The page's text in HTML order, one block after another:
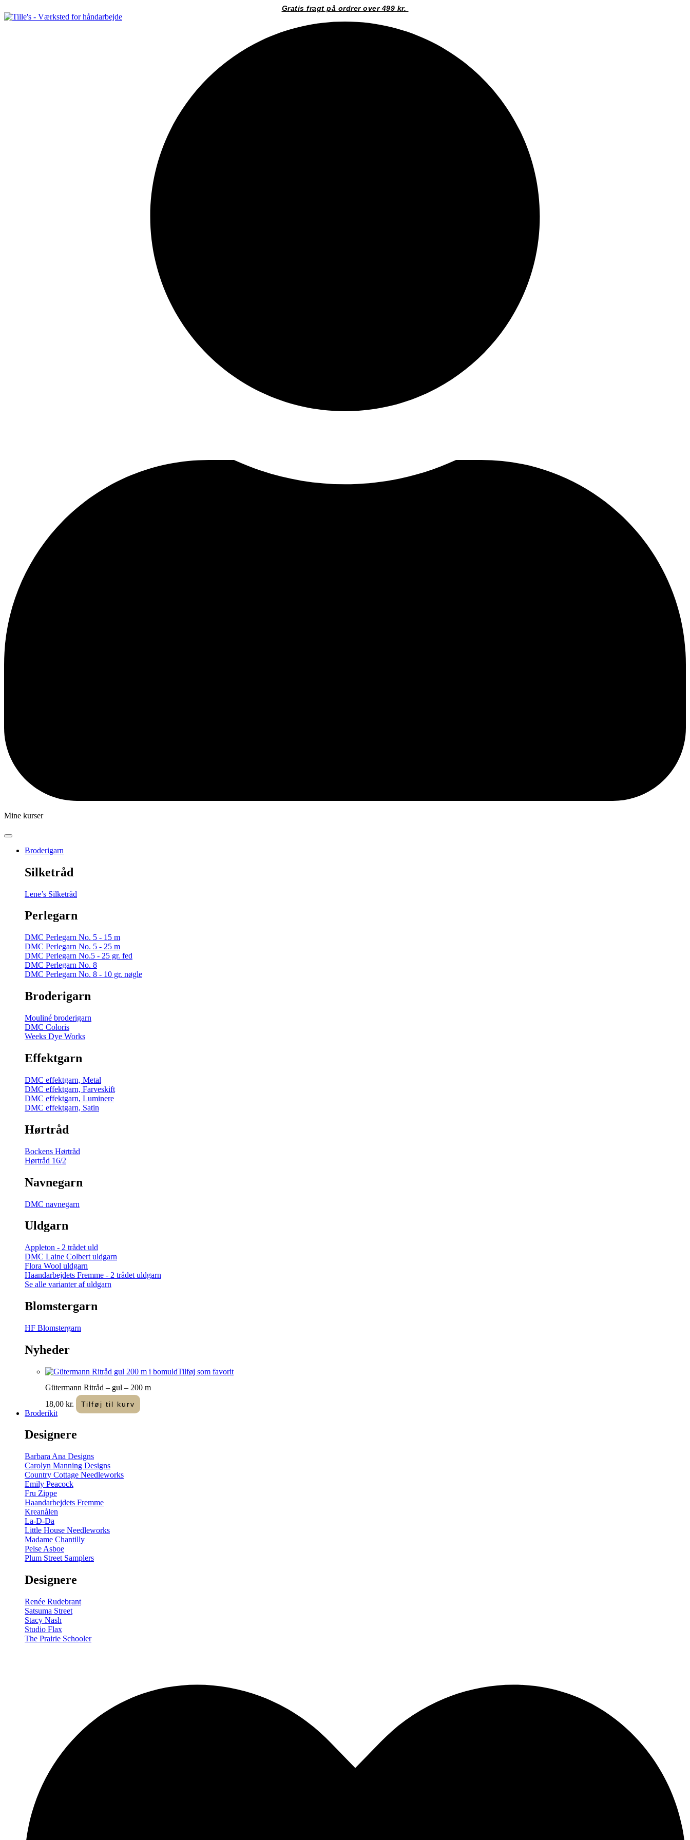
til
Gratis fragt på ordrer over 499 kr.
Mine kurser
Broderigarn
Silketråd
Lene’s Silketråd
Perlegarn
DMC Perlegarn No. 5 - 15 m
DMC Perlegarn No. 5 - 25 m
DMC Perlegarn No.5 - 25 gr. fed
DMC Perlegarn No. 8
DMC Perlegarn No. 8 - 10 gr. nøgle
Broderigarn
Mouliné broderigarn
DMC Coloris
Weeks Dye Works
Effektgarn
DMC effektgarn, Metal
DMC effektgarn, Farveskift
DMC effektgarn, Luminere
DMC effektgarn, Satin
Hørtråd
Bockens Hørtråd
Hørtråd 16/2
Navnegarn
DMC navnegarn
Uldgarn
Appleton - 2 trådet uld
DMC Laine Colbert uldgarn
Flora Wool uldgarn
Haandarbejdets Fremme - 2 trådet uldgarn
Se alle varianter af uldgarn
Blomstergarn
HF Blomstergarn
Nyheder
Tilføj som favorit
Gütermann Ritråd – gul – 200 m
18,00 kr. Tilføj til kurv
Broderikit
Designere
Barbara Ana Designs
Carolyn Manning Designs
Country Cottage Needleworks
Emily Peacock
Fru Zippe
Haandarbejdets Fremme
Kreanålen
La-D-Da
Little House Needleworks
Madame Chantilly
Pelse Asboe
Plum Street Samplers
Designere
Renée Rudebrant
Satsuma Street
Stacy Nash
Studio Flax
The Prairie Schooler